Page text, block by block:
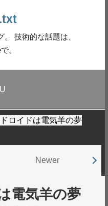
技術的な話題は、
。
ドロイドは電気羊の夢
Newer
電気羊の夢